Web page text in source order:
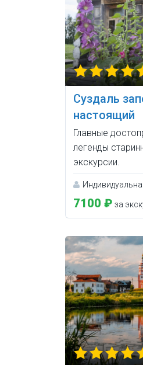
Суздаль
настоящий
Главные
легенды
экскурсии.
7100 ₽ за